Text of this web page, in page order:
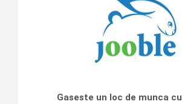
Gaseste un loc de munca cu